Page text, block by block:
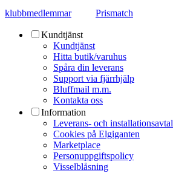
klubbmedlemmar Prismatch
Kundtjänst
Kundtjänst
Hitta butik/varuhus
Spåra din leverans
Support via fjärrhjälp
Bluffmail m.m.
Kontakta oss
Information
Leverans- och installationsavtal
Cookies på Elgiganten
Marketplace
Personuppgiftspolicy
Visselblåsning